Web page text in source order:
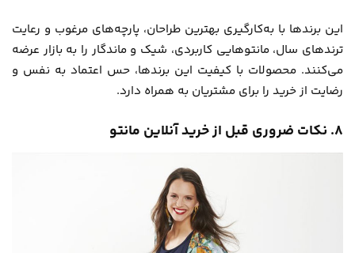
این برندها با به‌کارگیری بهترین طراحان، پارچه‌های مرغوب و رعایت
ترندهای سال، مانتوهایی کاربردی، شیک و ماندگار را به بازار عرضه
می‌کنند. محصولات با کیفیت این برندها، حس اعتماد به نفس و
رضایت از خرید را برای مشتریان به همراه دارد.
۸. نکات ضروری قبل از خرید آنلاین مانتو